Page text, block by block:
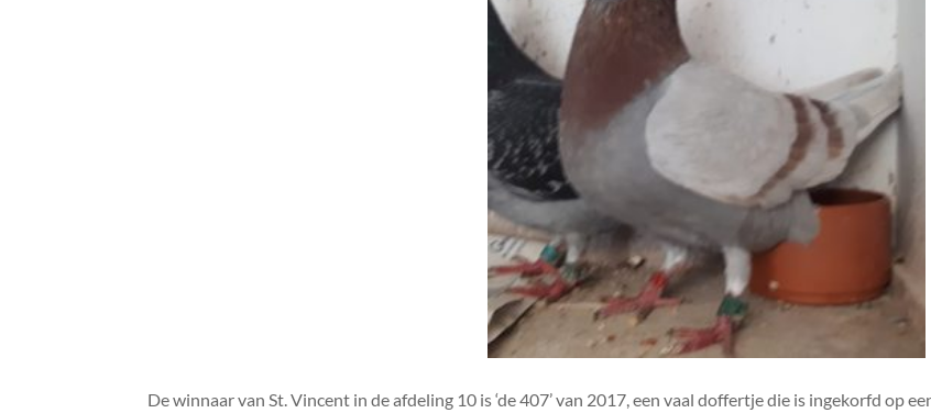
De winnaar van St. Vincent in de afdeling 10 is ‘de 407’ van 2017, een vaal doffertje die is ingekorfd op